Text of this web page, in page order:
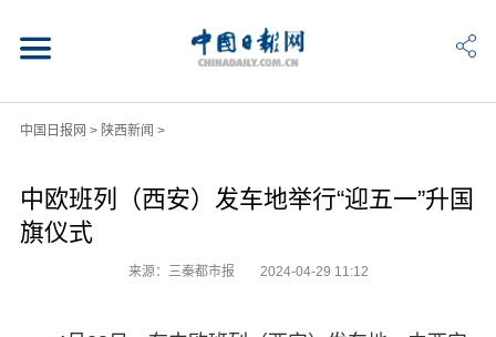
中国日报网 > 陕西新闻 >
中欧班列（西安）发车地举行“迎五一”升国
旗仪式
来源：三秦都市报 2024-04-29 11:12